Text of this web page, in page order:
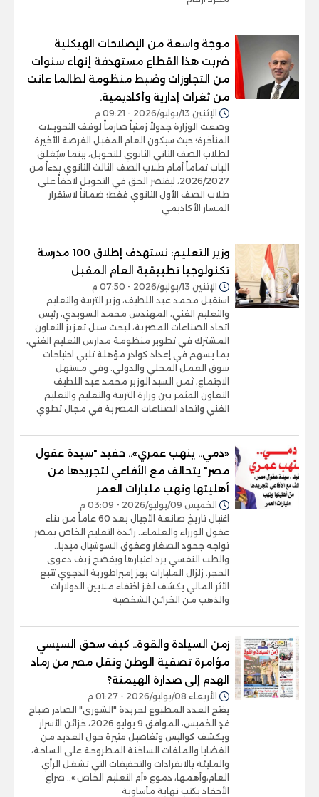
موجة واسعة من الإصلاحات الهيكلية
ضربت هذا القطاع مستهدفة إنهاء سنوات
من التجاوزات وضبط منظومة لطالما عانت
من ثغرات إدارية وأكاديمية.
الإثنين 13/يوليو/2026 - 09:21 م
وضعت الوزارة جدولاً زمنياً صارماً لوقف التحويلات
المتأخرة؛ حيث سيكون العام المقبل الفرصة الأخيرة
لطلاب الصف الثاني الثانوي للتحويل، بينما سيُغلق
الباب تماماً أمام طلاب الصف الثالث الثانوي بدءاً من
2026/2027، ليقتصر الحق في التحويل لاحقاً على
طلاب الصف الأول الثانوي فقط؛ ضماناً لاستقرار
المسار الأكاديمي
وزير التعليم: نستهدف إطلاق 100 مدرسة
تكنولوجيا تطبيقية العام المقبل
الإثنين 13/يوليو/2026 - 07:50 م
استقبل محمد عبد اللطيف، وزير التربية والتعليم
والتعليم الفني، المهندس محمد السويدي، رئيس
اتحاد الصناعات المصرية، لبحث سبل تعزيز التعاون
المشترك في تطوير منظومة مدارس التعليم الفني،
بما يسهم في إعداد كوادر مؤهلة تلبي احتياجات
سوق العمل المحلي والدولي. وفي مستهل
الاجتماع، ثمن السيد الوزير محمد عبد اللطيف
التعاون المثمر بين وزارة التربية والتعليم والتعليم
الفني واتحاد الصناعات المصرية في مجال تطوي
«دمي.. ينهب عمري».. حفيد "سيدة عقول
مصر" يتحالف مع الأفاعي لتجريدها من
أهليتها ونهب مليارات العمر
الخميس 09/يوليو/2026 - 03:09 م
اغتيال تاريخ صانعة الأجيال بعد 60 عاماً من بناء
عقول الوزراء والعلماء.. رائدة التعليم الخاص بمصر
تواجه جحود الصغار وعقوق السوشيال ميديا..
والطب النفسي يرد اعتبارها ويفضح زيف دعوى
الحجر. زلزال المليارات يهز إمبراطورية الدجوي تتبع
الأثر المالي يكشف لغز اختفاء ملايين الدولارات
والذهب من الخزائن الشخصية
زمن السيادة والقوة.. كيف سحق السيسي
مؤامرة تصفية الوطن ونقل مصر من رماد
الهدم إلى صدارة الهيمنة؟
الأربعاء 08/يوليو/2026 - 01:27 م
يفتح العدد المطبوع لجريدة "الشورى" الصادر صباح
غدٍ الخميس، الموافق 9 يوليو 2026، خزائن الأسرار
ويكشف كواليس وتفاصيل مثيرة حول العديد من
القضايا والملفات الساخنة المطروحة على الساحة،
والمليئة بالانفرادات والتحقيقات التي تشغل الرأي
العام،وأهمها، دموع «أم التعليم الخاص ».. صراع
الأحفاد يكتب نهاية مأساوية